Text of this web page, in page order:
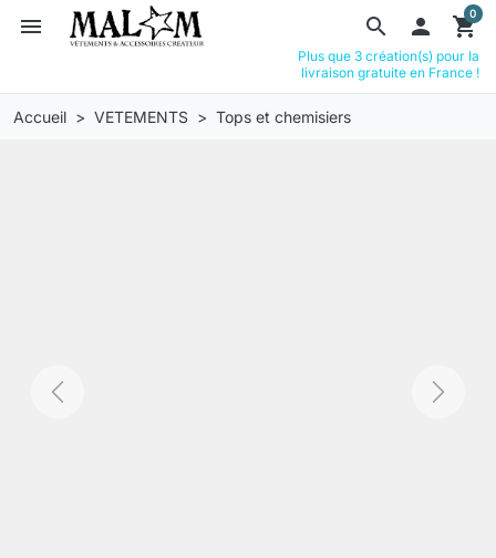
search
menu  shopping_cart
0
Plus que 3 création(s) pour la
livraison gratuite en France !
Accueil VETEMENTS Tops et chemisiers
Previous Next